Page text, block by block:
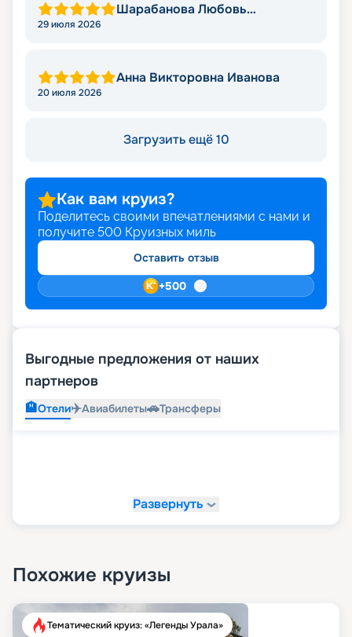
Шарабанова Любовь
29 июля 2026
Анна Викторовна Иванова
20 июля 2026
Загрузить ещё 10
Как вам круиз?
Поделитесь своими впечатлениями с нами и
получите 500 Круизных миль
Оставить отзыв
+500
Выгодные предложения от наших
партнеров
🏨Отели✈️Авиабилеты🚗Трансферы
Развернуть
Похожие круизы
Тематический круиз: «Легенды Урала»